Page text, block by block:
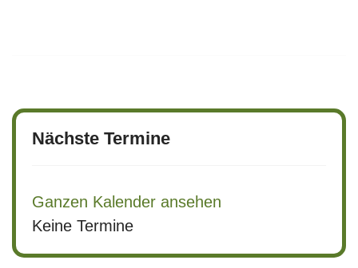
Nächste Termine
Ganzen Kalender ansehen
Keine Termine